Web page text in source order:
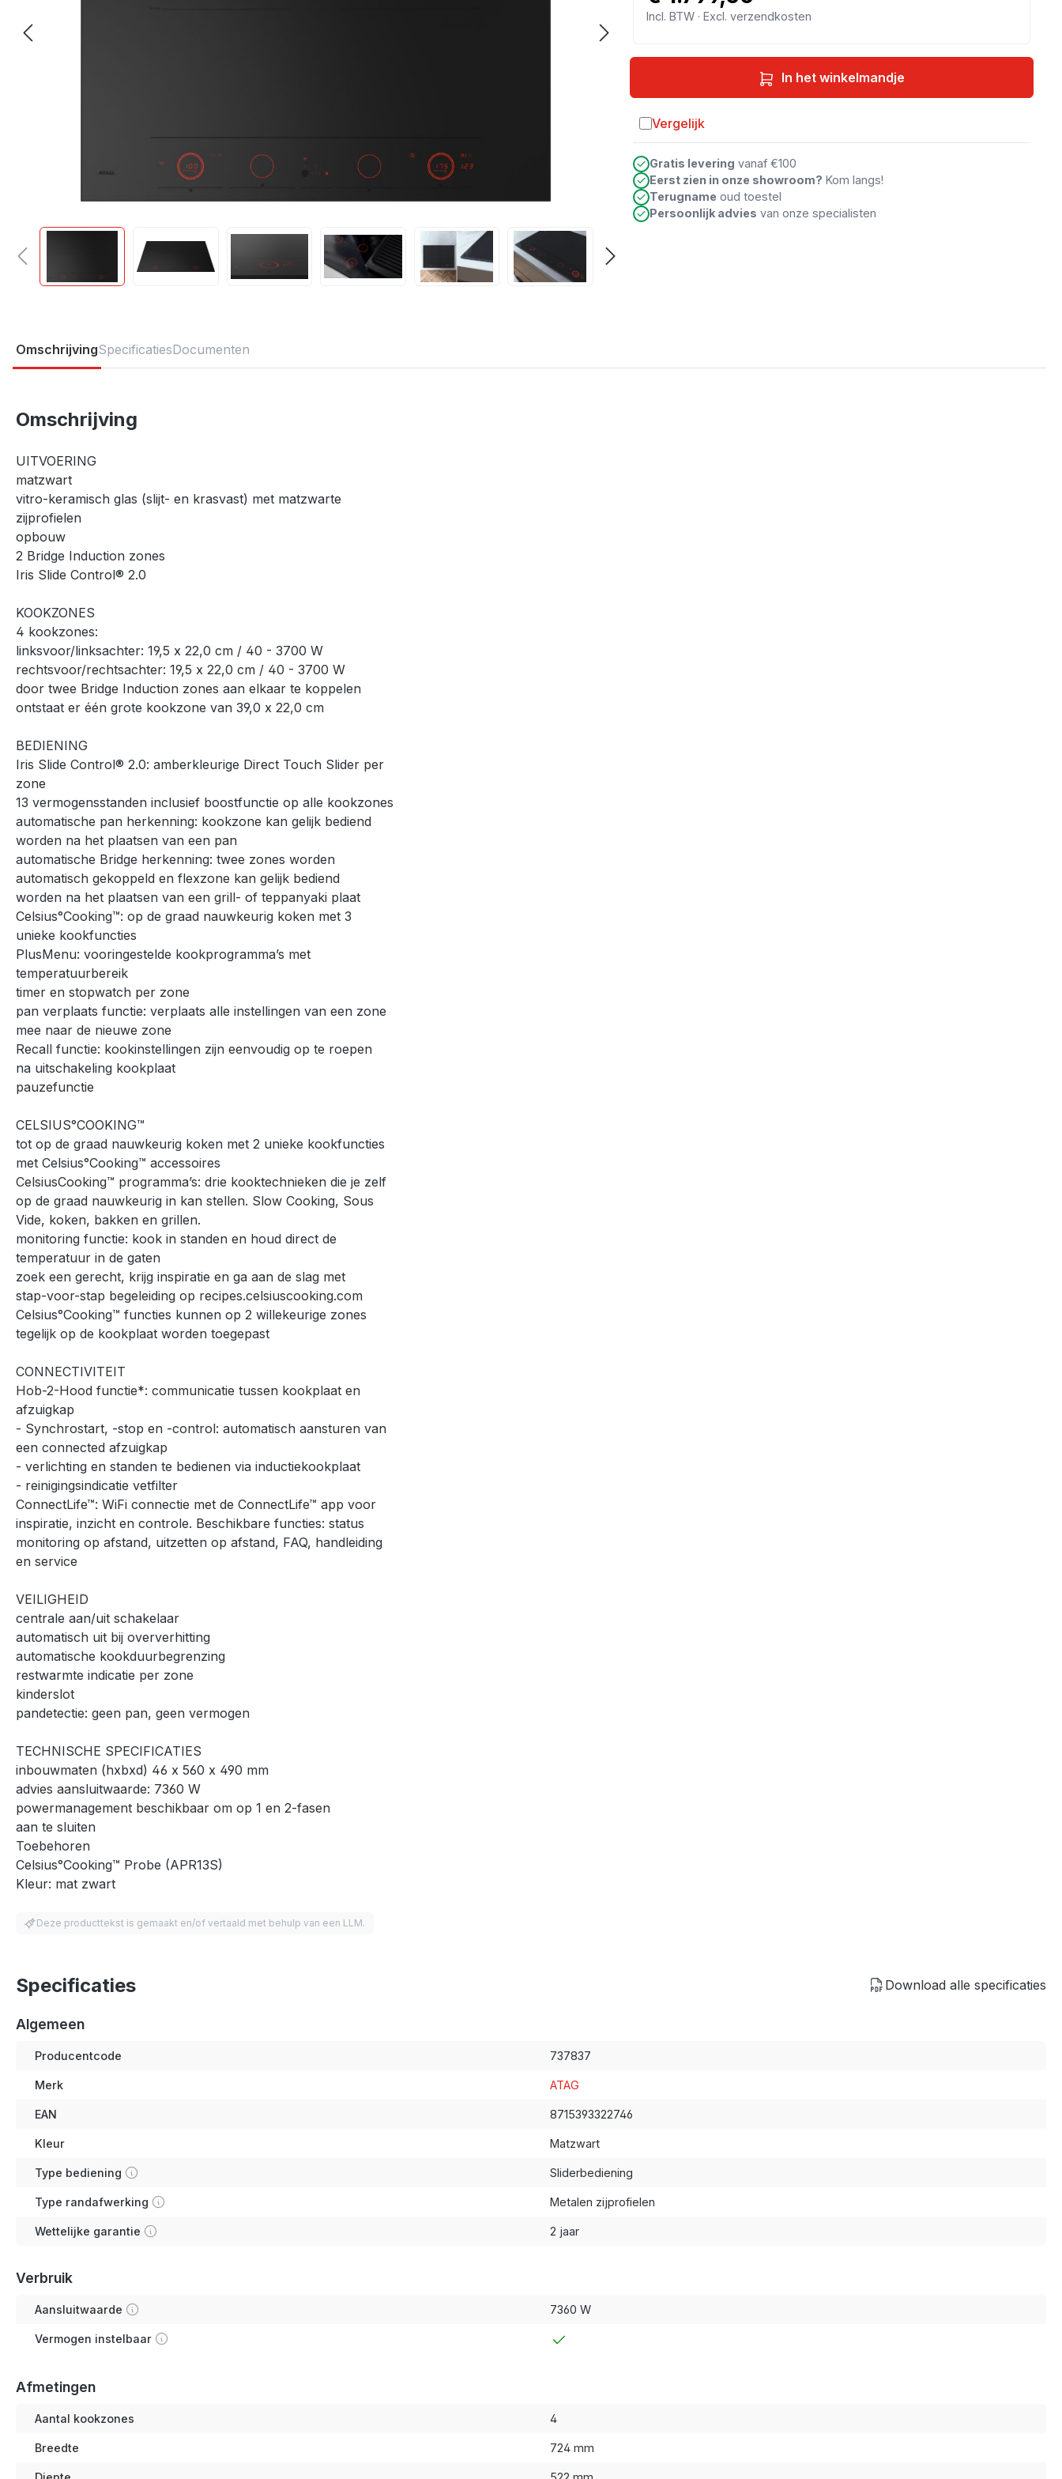
Incl. BTW · Excl. verzendkosten
In het winkelmandje
Vergelijk
Toevoegen aan vergelijking
Gratis levering vanaf €100
Eerst zien in onze showroom? Kom langs!
Terugname oud toestel
Persoonlijk advies van onze specialisten
OmschrijvingSpecificatiesDocumenten
Omschrijving
UITVOERING
matzwart
vitro-keramisch glas (slijt- en krasvast) met matzwarte
zijprofielen
opbouw
2 Bridge Induction zones
Iris Slide Control® 2.0
KOOKZONES
4 kookzones:
linksvoor/linksachter: 19,5 x 22,0 cm / 40 - 3700 W
rechtsvoor/rechtsachter: 19,5 x 22,0 cm / 40 - 3700 W
door twee Bridge Induction zones aan elkaar te koppelen
ontstaat er één grote kookzone van 39,0 x 22,0 cm
BEDIENING
Iris Slide Control® 2.0: amberkleurige Direct Touch Slider per
zone
13 vermogensstanden inclusief boostfunctie op alle kookzones
automatische pan herkenning: kookzone kan gelijk bediend
worden na het plaatsen van een pan
automatische Bridge herkenning: twee zones worden
automatisch gekoppeld en flexzone kan gelijk bediend
worden na het plaatsen van een grill- of teppanyaki plaat
Celsius°Cooking™: op de graad nauwkeurig koken met 3
unieke kookfuncties
PlusMenu: vooringestelde kookprogramma’s met
temperatuurbereik
timer en stopwatch per zone
pan verplaats functie: verplaats alle instellingen van een zone
mee naar de nieuwe zone
Recall functie: kookinstellingen zijn eenvoudig op te roepen
na uitschakeling kookplaat
pauzefunctie
CELSIUS°COOKING™
tot op de graad nauwkeurig koken met 2 unieke kookfuncties
met Celsius°Cooking™ accessoires
CelsiusCooking™ programma’s: drie kooktechnieken die je zelf
op de graad nauwkeurig in kan stellen. Slow Cooking, Sous
Vide, koken, bakken en grillen.
monitoring functie: kook in standen en houd direct de
temperatuur in de gaten
zoek een gerecht, krijg inspiratie en ga aan de slag met
stap-voor-stap begeleiding op recipes.celsiuscooking.com
Celsius°Cooking™ functies kunnen op 2 willekeurige zones
tegelijk op de kookplaat worden toegepast
CONNECTIVITEIT
Hob-2-Hood functie*: communicatie tussen kookplaat en
afzuigkap
- Synchrostart, -stop en -control: automatisch aansturen van
een connected afzuigkap
- verlichting en standen te bedienen via inductiekookplaat
- reinigingsindicatie vetfilter
ConnectLife™: WiFi connectie met de ConnectLife™ app voor
inspiratie, inzicht en controle. Beschikbare functies: status
monitoring op afstand, uitzetten op afstand, FAQ, handleiding
en service
VEILIGHEID
centrale aan/uit schakelaar
automatisch uit bij oververhitting
automatische kookduurbegrenzing
restwarmte indicatie per zone
kinderslot
pandetectie: geen pan, geen vermogen
TECHNISCHE SPECIFICATIES
inbouwmaten (hxbxd) 46 x 560 x 490 mm
advies aansluitwaarde: 7360 W
powermanagement beschikbaar om op 1 en 2-fasen
aan te sluiten
Toebehoren
Celsius°Cooking™ Probe (APR13S)
Kleur: mat zwart
Deze producttekst is gemaakt en/of vertaald met behulp van een LLM.
Specificaties Download alle specificaties
Algemeen
Producentcode 737837
Merk ATAG
EAN 8715393322746
Kleur Matzwart
Type bediening Sliderbediening
Type randafwerking Metalen zijprofielen
Wettelijke garantie 2 jaar
Verbruik
Aansluitwaarde 7360 W
Vermogen instelbaar
Afmetingen
Aantal kookzones 4
Breedte 724 mm